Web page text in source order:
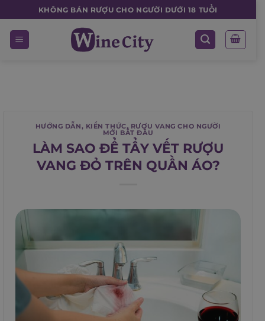
to
content
KHÔNG BÁN RƯỢU CHO NGƯỜI DƯỚI 18 TUỔI
HƯỚNG DẪN, KIẾN THỨC, RƯỢU VANG CHO NGƯỜI
MỚI BẮT ĐẦU
LÀM SAO ĐỂ TẨY VẾT RƯỢU
VANG ĐỎ TRÊN QUẦN ÁO?